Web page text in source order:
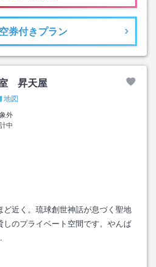
券付きプラン
室 昇天屋
地図
外
中
近く。琉球創世神話が息づく聖地
しのプライベート空間です。やんば